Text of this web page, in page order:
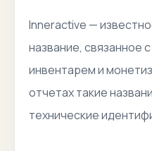
Inneractive —
название, связанное
инвентарем и
отчетах такие
технические